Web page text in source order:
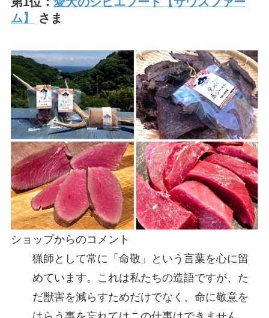
ム】
さま
ショップからのコメント
猟師として常に「命敬」という言葉を心に留
めています。これは私たちの造語ですが、た
だ獣害を減らすためだけでなく、命に敬意を